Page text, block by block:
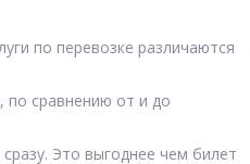
по перевозке различаются
по сравнению от и до
Это выгоднее чем билет